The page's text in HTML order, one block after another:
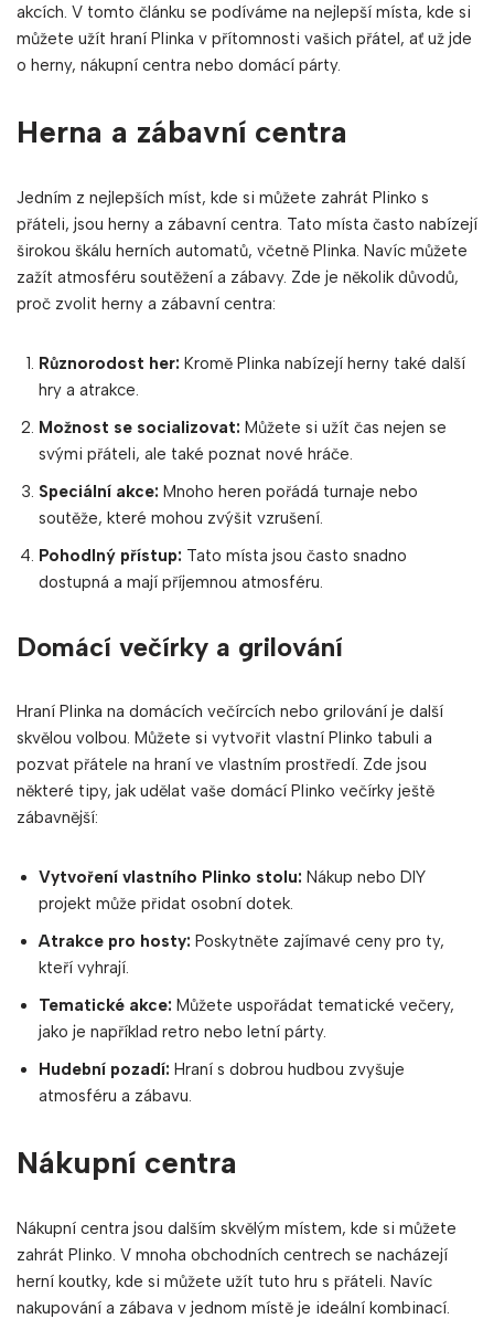
akcích. V tomto článku se podíváme na nejlepší místa, kde si
můžete užít hraní Plinka v přítomnosti vašich přátel, ať už jde
o herny, nákupní centra nebo domácí párty.
Herna a zábavní centra
Jedním z nejlepších míst, kde si můžete zahrát Plinko s
přáteli, jsou herny a zábavní centra. Tato místa často nabízejí
širokou škálu herních automatů, včetně Plinka. Navíc můžete
zažít atmosféru soutěžení a zábavy. Zde je několik důvodů,
proč zvolit herny a zábavní centra:
Různorodost her: Kromě Plinka nabízejí herny také další
hry a atrakce.
Možnost se socializovat: Můžete si užít čas nejen se
svými přáteli, ale také poznat nové hráče.
Speciální akce: Mnoho heren pořádá turnaje nebo
soutěže, které mohou zvýšit vzrušení.
Pohodlný přístup: Tato místa jsou často snadno
dostupná a mají příjemnou atmosféru.
Domácí večírky a grilování
Hraní Plinka na domácích večírcích nebo grilování je další
skvělou volbou. Můžete si vytvořit vlastní Plinko tabuli a
pozvat přátele na hraní ve vlastním prostředí. Zde jsou
některé tipy, jak udělat vaše domácí Plinko večírky ještě
zábavnější:
Vytvoření vlastního Plinko stolu: Nákup nebo DIY
projekt může přidat osobní dotek.
Atrakce pro hosty: Poskytněte zajímavé ceny pro ty,
kteří vyhrají.
Tematické akce: Můžete uspořádat tematické večery,
jako je například retro nebo letní párty.
Hudební pozadí: Hraní s dobrou hudbou zvyšuje
atmosféru a zábavu.
Nákupní centra
Nákupní centra jsou dalším skvělým místem, kde si můžete
zahrát Plinko. V mnoha obchodních centrech se nacházejí
herní koutky, kde si můžete užít tuto hru s přáteli. Navíc
nakupování a zábava v jednom místě je ideální kombinací.